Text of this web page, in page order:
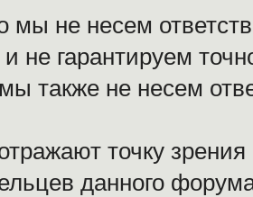
мы не несем
не гарантируем
также не несем
точку
данного